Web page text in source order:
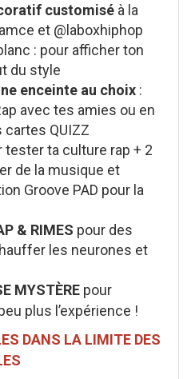
customisé à la
et @laboxhiphop
: pour afficher ton
du style
enceinte au choix :
avec tes amies ou en
QUIZZ
tester ta culture rap + 2
de la musique et
Groove PAD pour la
& RIMES pour des
les neurones et
MYSTÈRE pour
plus l’expérience !
DANS LA LIMITE DES